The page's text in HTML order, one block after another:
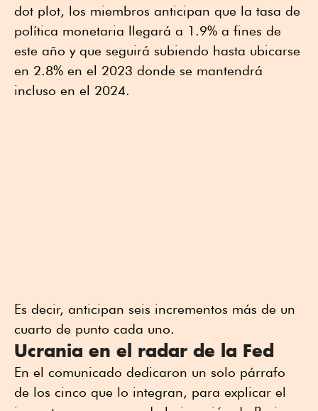
dot plot, los miembros anticipan que la tasa de
política monetaria llegará a 1.9% a fines de
este año y que seguirá subiendo hasta ubicarse
en 2.8% en el 2023 donde se mantendrá
incluso en el 2024.
Es decir, anticipan seis incrementos más de un
cuarto de punto cada uno.
Ucrania en el radar de la Fed
En el comunicado dedicaron un solo párrafo
de los cinco que lo integran, para explicar el